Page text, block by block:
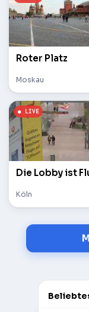
Roter Platz
Moskau
Köln